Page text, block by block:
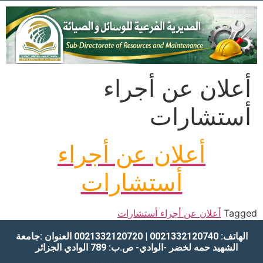
أعلان عن أجراء
أستشارات
أعلان عن أجراء
أستشارات
Tagged أعلان عن أجراء أستشارات
الهاتف: 0021332120740 | 0021332120720
العنوان :جامعة
الشهيد حمه لخضر -الوادي-ص.ب: 789 الوادي
الجزائر